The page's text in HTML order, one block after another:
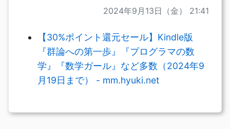
2024年9月13日（金） 21:41
【30%ポイント還元セール】Kindle版
『群論への第一歩』『プログラマの数
学』『数学ガール』など多数（2024年9
月19日まで） - mm.hyuki.net